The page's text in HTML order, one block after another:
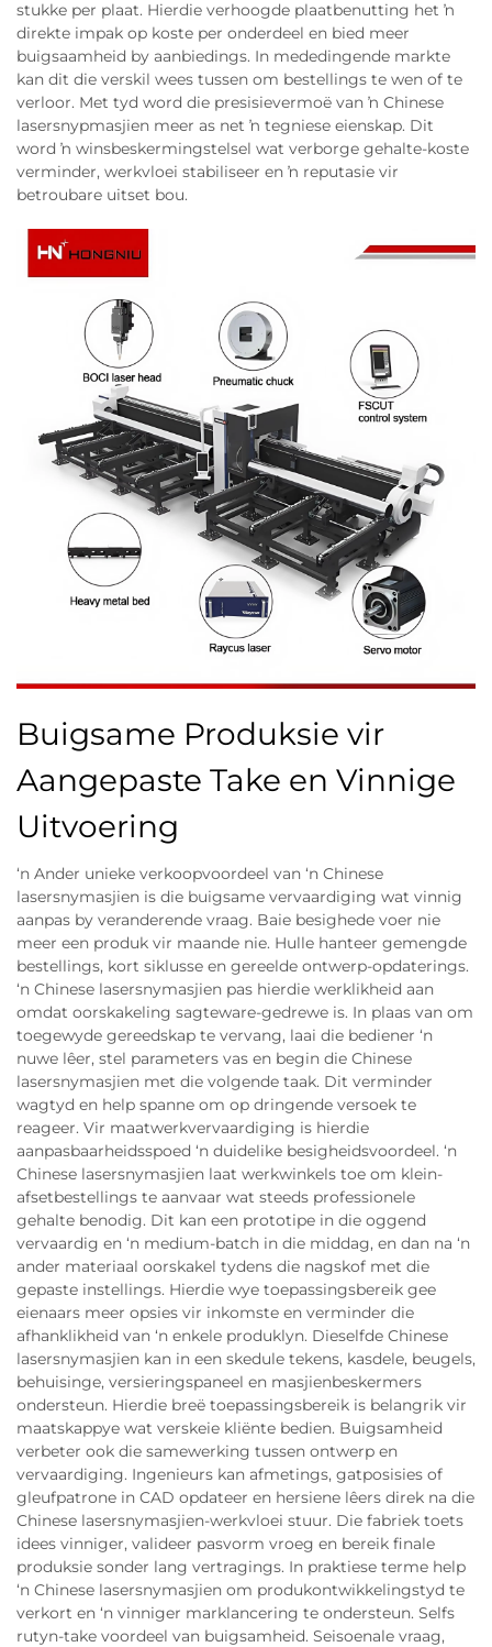
stukke per plaat. Hierdie verhoogde plaatbenutting het ŉ
direkte impak op koste per onderdeel en bied meer
buigsaamheid by aanbiedings. In mededingende markte
kan dit die verskil wees tussen om bestellings te wen of te
verloor. Met tyd word die presisievermoë van ŉ Chinese
lasersnypmasjien meer as net ŉ tegniese eienskap. Dit
word ŉ winsbeskermingstelsel wat verborge gehalte-koste
verminder, werkvloei stabiliseer en ŉ reputasie vir
betroubare uitset bou.
Buigsame Produksie vir
Aangepaste Take en Vinnige
Uitvoering
‘n Ander unieke verkoopvoordeel van ‘n Chinese
lasersnymasjien is die buigsame vervaardiging wat vinnig
aanpas by veranderende vraag. Baie besighede voer nie
meer een produk vir maande nie. Hulle hanteer gemengde
bestellings, kort siklusse en gereelde ontwerp-opdaterings.
‘n Chinese lasersnymasjien pas hierdie werklikheid aan
omdat oorskakeling sagteware-gedrewe is. In plaas van om
toegewyde gereedskap te vervang, laai die bediener ‘n
nuwe lêer, stel parameters vas en begin die Chinese
lasersnymasjien met die volgende taak. Dit verminder
wagtyd en help spanne om op dringende versoek te
reageer. Vir maatwerkvervaardiging is hierdie
aanpasbaarheidsspoed ‘n duidelike besigheidsvoordeel. ‘n
Chinese lasersnymasjien laat werkwinkels toe om klein-
afsetbestellings te aanvaar wat steeds professionele
gehalte benodig. Dit kan een prototipe in die oggend
vervaardig en ‘n medium-batch in die middag, en dan na ‘n
ander materiaal oorskakel tydens die nagskof met die
gepaste instellings. Hierdie wye toepassingsbereik gee
eienaars meer opsies vir inkomste en verminder die
afhanklikheid van ‘n enkele produklyn. Dieselfde Chinese
lasersnymasjien kan in een skedule tekens, kasdele, beugels,
behuisinge, versieringspaneel en masjienbeskermers
ondersteun. Hierdie breë toepassingsbereik is belangrik vir
maatskappye wat verskeie kliënte bedien. Buigsamheid
verbeter ook die samewerking tussen ontwerp en
vervaardiging. Ingenieurs kan afmetings, gatposisies of
gleufpatrone in CAD opdateer en hersiene lêers direk na die
Chinese lasersnymasjien-werkvloei stuur. Die fabriek toets
idees vinniger, valideer pasvorm vroeg en bereik finale
produksie sonder lang vertragings. In praktiese terme help
‘n Chinese lasersnymasjien om produkontwikkelingstyd te
verkort en ‘n vinniger marklancering te ondersteun. Selfs
rutyn-take voordeel van buigsamheid. Seisoenale vraag,